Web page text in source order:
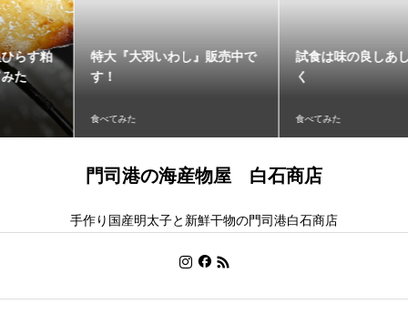
特大『大羽いわし』販売中で
す！
食べてみた
試食は味の良しあしだけでな
門司港の海産物屋 白石商店
手作り国産明太子と新鮮干物の門司港白石商店